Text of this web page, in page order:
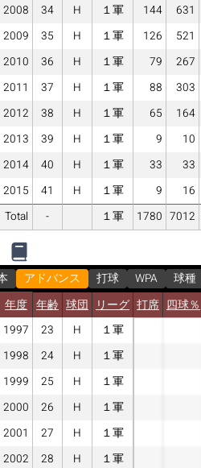
2008
34 H １軍 144 631
2009
35 H １軍 126 521
2010
36 H １軍 79 267
2011
37 H １軍 88 303
2012
38 H １軍 65 164
2013
39 H １軍 9 10
2014
40 H １軍 33 33
2015
41 H １軍 9 16
Total
- １軍 1780 7012
アドバンス 打球 WPA 球種
年度 年齢 球団 リーグ 打席 四球％
1997
23 H
１軍
1998
24 H
１軍
1999
25 H
１軍
2000
26 H
１軍
2001
27 H
１軍
2002
28 H １軍